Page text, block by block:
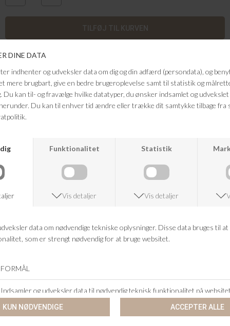
Disse sko fra Clarks kombinerer klassisk herreinspiration med et
fine detaljer foran tilfører et elegant præg. Style dem med et par jeans og
en blazer for et chic hverdagslook, eller brug dem til en kjole for at skabe
en rå kontrast. Et statement-sko, der løfter ethvert outfit.
Farve: Black Leather
VED KØB OVER 500,-
14 DAGES RETURRET
+46 86 60 21 22
ANDRE KØBTE OGSÅ